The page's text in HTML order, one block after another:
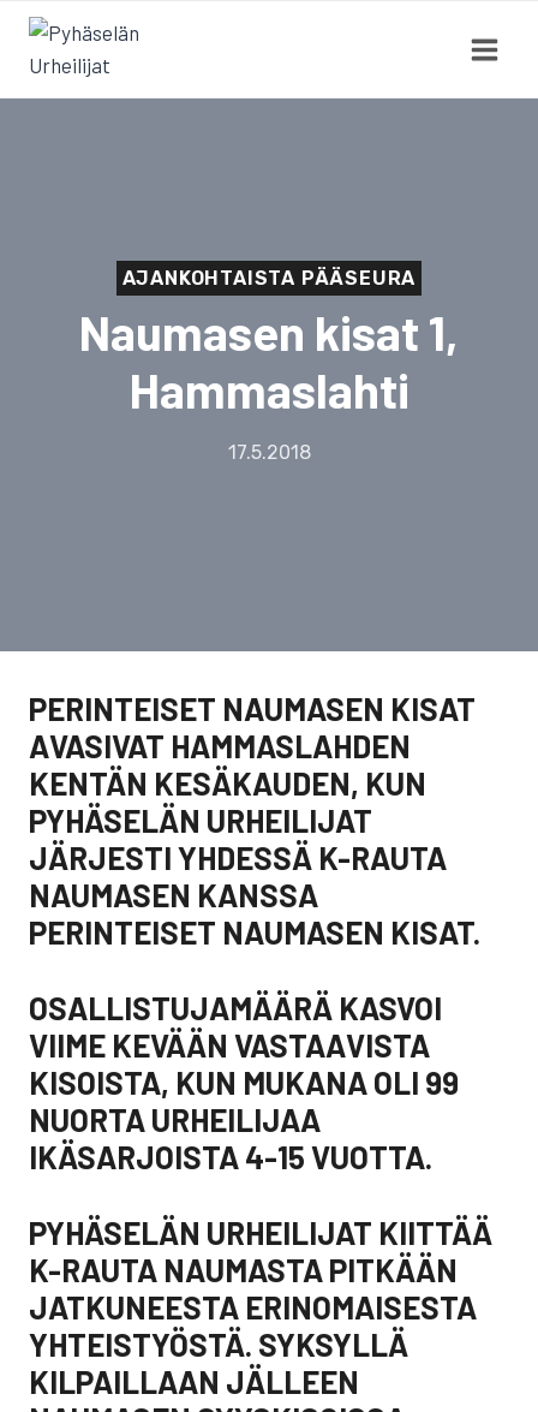
Siirry
sisältöön
AJANKOHTAISTA PÄÄSEURA
Naumasen kisat 1,
Hammaslahti
17.5.2018
PERINTEISET NAUMASEN KISAT
AVASIVAT HAMMASLAHDEN
KENTÄN KESÄKAUDEN, KUN
PYHÄSELÄN URHEILIJAT
JÄRJESTI YHDESSÄ K-RAUTA
NAUMASEN KANSSA
PERINTEISET NAUMASEN KISAT.
OSALLISTUJAMÄÄRÄ KASVOI
VIIME KEVÄÄN VASTAAVISTA
KISOISTA, KUN MUKANA OLI 99
NUORTA URHEILIJAA
IKÄSARJOISTA 4-15 VUOTTA.
PYHÄSELÄN URHEILIJAT KIITTÄÄ
K-RAUTA NAUMASTA PITKÄÄN
JATKUNEESTA ERINOMAISESTA
YHTEISTYÖSTÄ. SYKSYLLÄ
KILPAILLAAN JÄLLEEN